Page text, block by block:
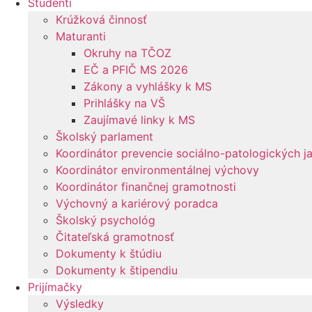
Študenti
Krúžková činnosť
Maturanti
Okruhy na TČOZ
EČ a PFIČ MS 2026
Zákony a vyhlášky k MS
Prihlášky na VŠ
Zaujímavé linky k MS
Školský parlament
Koordinátor prevencie sociálno-patologických
Koordinátor environmentálnej výchovy
Koordinátor finančnej gramotnosti
Výchovný a kariérový poradca
Školský psychológ
Čitateľská gramotnosť
Dokumenty k štúdiu
Dokumenty k štipendiu
Prijímačky
Výsledky